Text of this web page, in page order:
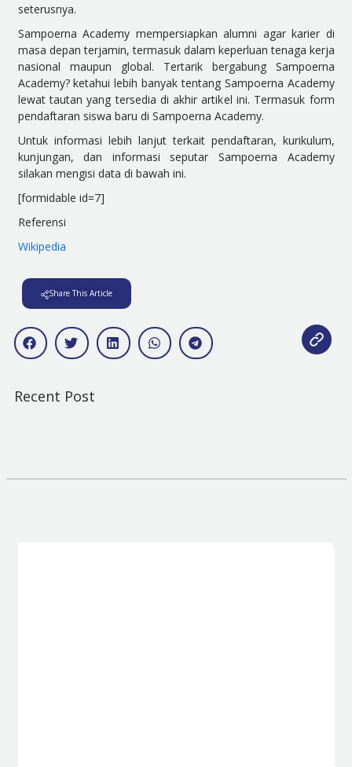
seterusnya.
Sampoerna Academy mempersiapkan alumni agar karier di
masa depan terjamin, termasuk dalam keperluan tenaga kerja
nasional maupun global. Tertarik bergabung Sampoerna
Academy? ketahui lebih banyak tentang Sampoerna Academy
lewat tautan yang tersedia di akhir artikel ini. Termasuk form
pendaftaran siswa baru di Sampoerna Academy.
Untuk informasi lebih lanjut terkait pendaftaran, kurikulum,
kunjungan, dan informasi seputar Sampoerna Academy
silakan mengisi data di bawah ini.
[formidable id=7]
Referensi
Wikipedia
Share This Article
Recent Post